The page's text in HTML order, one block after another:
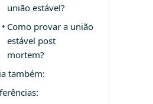
união estável?
Como provar a união
estável post
mortem?
também: